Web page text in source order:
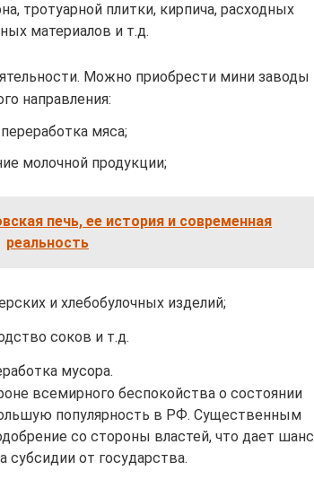
тротуарной плитки, кирпича, расходных
материалов и т.д.
Можно приобрести мини заводы
направления:
переработка мяса;
молочной продукции;
печь, ее история и современная
реальность
и хлебобулочных изделий;
соков и т.д.
мусора.
всемирного беспокойства о состоянии
популярность в РФ. Существенным
со стороны властей, что дает шанс
субсидии от государства.